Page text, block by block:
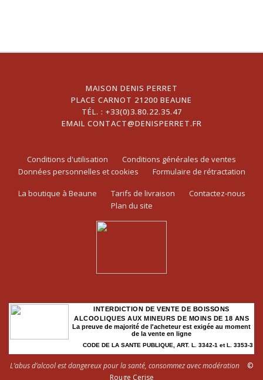
MAISON DENIS PERRET
PLACE CARNOT 21200 BEAUNE
TÉL. : +33(0)3.80.22.35.47
EMAIL CONTACT@DENISPERRET.FR
Conditions d'utilisation
Conditions générales de ventes
Données personnelles et cookies
Formulaire de rétractation
La boutique à Beaune Tarifs de livraison
Contactez-nous
Plan du site
INTERDICTION DE VENTE DE BOISSONS
ALCOOLIQUES AUX MINEURS DE MOINS DE 18 ANS
La preuve de majorité de l'acheteur est exigée au moment
de la vente en ligne
CODE DE LA SANTE PUBLIQUE, ART. L. 3342-1 et L. 3353-3
L’abus d’alcool est dangereux pour la santé, consommez avec modération
©
Rouge Cerise